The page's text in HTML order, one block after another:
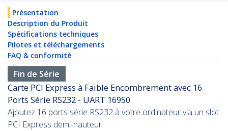
Présentation
Description du Produit
Spécifications techniques
Pilotes et téléchargements
FAQ & conformité
Fin de Série
Carte PCI Express à Faible Encombrement avec 16
Ports Série RS232 - UART 16950
Ajoutez 16 ports série RS232 à votre ordinateur via un slot
PCI Express demi-hauteur